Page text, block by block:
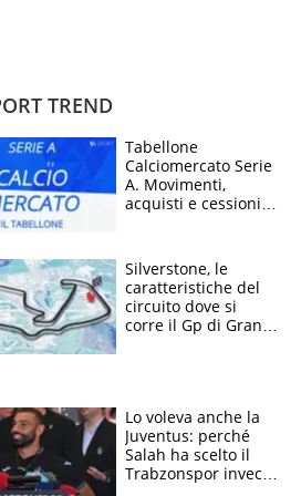
TREND
Tabellone
Calciomercato Serie
A. Movimenti,
acquisti e cessioni:
Silverstone, le
caratteristiche del
circuito dove si
corre il Gp di Gran
Lo voleva anche la
Juventus: perché
Salah ha scelto il
Trabzonspor invece